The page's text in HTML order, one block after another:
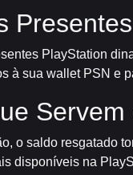
PlayStation
à sua wallet PSN e
o saldo resgatado
disponíveis na